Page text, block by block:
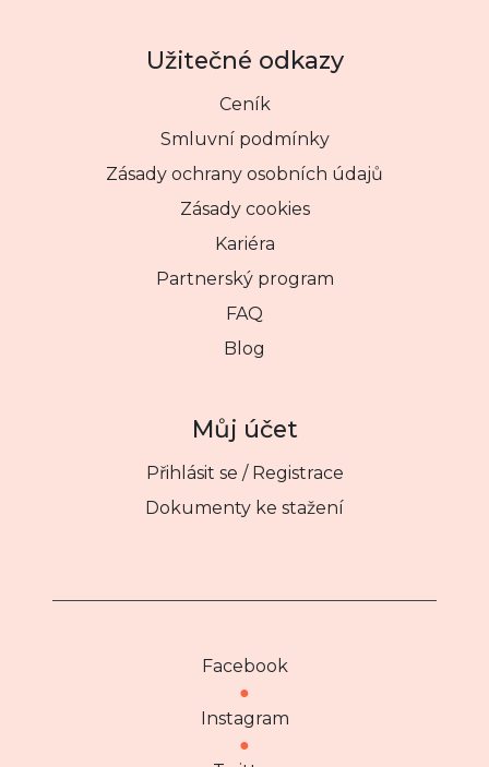
Užitečné odkazy
Ceník
Smluvní podmínky
Zásady ochrany osobních údajů
Zásady cookies
Kariéra
Partnerský program
FAQ
Blog
Můj účet
Přihlásit se / Registrace
Dokumenty ke stažení
Facebook
●
Instagram
●